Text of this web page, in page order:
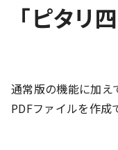
「ピタリ
通常版の機能に加え
PDFファイルを作成